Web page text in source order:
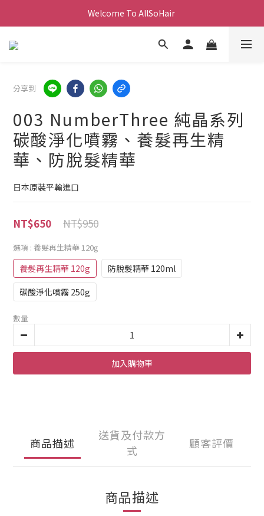
Welcome To AllSoHair
分享到
003 NumberThree 純晶系列
碳酸淨化噴霧、養髮再生精
華、防脫髮精華
日本原裝平輸進口
NT$950
NT$650
選項 : 養髮再生精華 120g
養髮再生精華 120g
防脫髮精華 120ml
碳酸淨化噴霧 250g
數量
加入購物車
商品描述
送貨及付款方
式
顧客評價
商品描述